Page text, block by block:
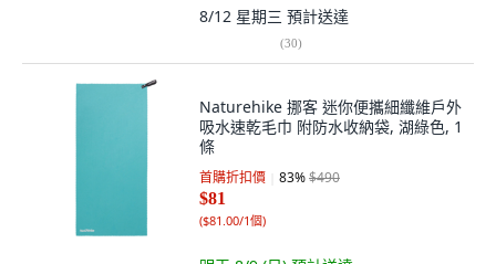
8/12 星期三 預計送達
(30)
Naturehike 挪客 迷你便攜細纖維戶外
吸水速乾毛巾 附防水收納袋, 湖綠色, 1
條
首購折扣價 83%$490
$81
($81.00/1個)